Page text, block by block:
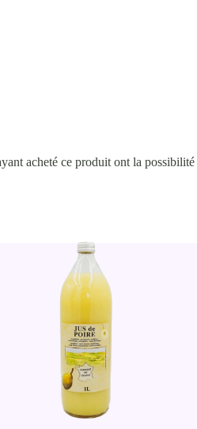
acheté ce produit ont la possibilité